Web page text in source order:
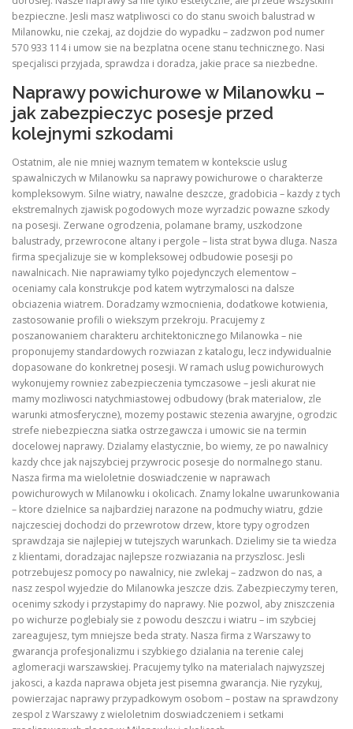
bezpieczne. Jesli masz watpliwosci co do stanu swoich balustrad w
Milanowku, nie czekaj, az dojdzie do wypadku – zadzwon pod numer
570 933 114 i umow sie na bezplatna ocene stanu technicznego. Nasi
specjalisci przyjada, sprawdza i doradza, jakie prace sa niezbedne.
Naprawy powichurowe w Milanowku –
jak zabezpieczyc posesje przed
kolejnymi szkodami
Ostatnim, ale nie mniej waznym tematem w kontekscie uslug
spawalniczych w Milanowku sa naprawy powichurowe o charakterze
kompleksowym. Silne wiatry, nawalne deszcze, gradobicia – kazdy z tych
ekstremalnych zjawisk pogodowych moze wyrzadzic powazne szkody
na posesji. Zerwane ogrodzenia, polamane bramy, uszkodzone
balustrady, przewrocone altany i pergole – lista strat bywa dluga. Nasza
firma specjalizuje sie w kompleksowej odbudowie posesji po
nawalnicach. Nie naprawiamy tylko pojedynczych elementow –
oceniamy cala konstrukcje pod katem wytrzymalosci na dalsze
obciazenia wiatrem. Doradzamy wzmocnienia, dodatkowe kotwienia,
zastosowanie profili o wiekszym przekroju. Pracujemy z
poszanowaniem charakteru architektonicznego Milanowka – nie
proponujemy standardowych rozwiazan z katalogu, lecz indywidualnie
dopasowane do konkretnej posesji. W ramach uslug powichurowych
wykonujemy rowniez zabezpieczenia tymczasowe – jesli akurat nie
mamy mozliwosci natychmiastowej odbudowy (brak materialow, zle
warunki atmosferyczne), mozemy postawic stezenia awaryjne, ogrodzic
strefe niebezpieczna siatka ostrzegawcza i umowic sie na termin
docelowej naprawy. Dzialamy elastycznie, bo wiemy, ze po nawalnicy
kazdy chce jak najszybciej przywrocic posesje do normalnego stanu.
Nasza firma ma wieloletnie doswiadczenie w naprawach
powichurowych w Milanowku i okolicach. Znamy lokalne uwarunkowania
– ktore dzielnice sa najbardziej narazone na podmuchy wiatru, gdzie
najczesciej dochodzi do przewrotow drzew, ktore typy ogrodzen
sprawdzaja sie najlepiej w tutejszych warunkach. Dzielimy sie ta wiedza
z klientami, doradzajac najlepsze rozwiazania na przyszlosc. Jesli
potrzebujesz pomocy po nawalnicy, nie zwlekaj – zadzwon do nas, a
nasz zespol wyjedzie do Milanowka jeszcze dzis. Zabezpieczymy teren,
ocenimy szkody i przystapimy do naprawy. Nie pozwol, aby zniszczenia
po wichurze poglebialy sie z powodu deszczu i wiatru – im szybciej
zareagujesz, tym mniejsze beda straty. Nasza firma z Warszawy to
gwarancja profesjonalizmu i szybkiego dzialania na terenie calej
aglomeracji warszawskiej. Pracujemy tylko na materialach najwyzszej
jakosci, a kazda naprawa objeta jest pisemna gwarancja. Nie ryzykuj,
powierzajac naprawy przypadkowym osobom – postaw na sprawdzony
zespol z Warszawy z wieloletnim doswiadczeniem i setkami